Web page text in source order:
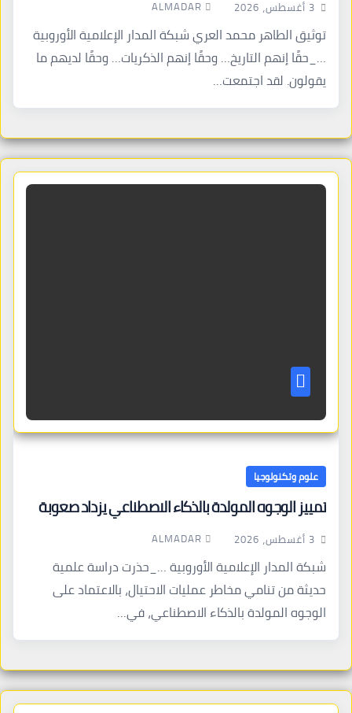
3 أغسطس، 2026 ALMADAR
توثيق الطاهر محمد العري شبكة المدار الإعلامية الأوروبية
…_حقًا إنهم التاريخ… وحقًا إنهم الذكريات… وحقًا لديهم ما
يقولون. لقد اجتمعت…
علوم وتكنولوجيا
تمييز الوجوه المولدة بالذكاء الاصطناعي يزداد صعوبة
3 أغسطس، 2026 ALMADAR
شبكة المدار الإعلامية الأوروبية …_حذرت دراسة علمية
حديثة من تنامي مخاطر عمليات الاحتيال، بالاعتماد على
الوجوه المولدة بالذكاء الاصطناعي، في…